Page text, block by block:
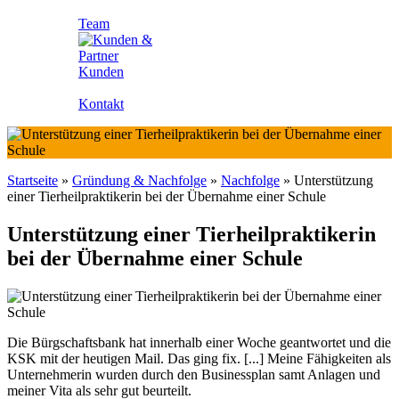
Team
Kunden
Kontakt
Startseite » Gründung & Nachfolge » Nachfolge » Unterstützung
einer Tierheilpraktikerin bei der Übernahme einer Schule
Unterstützung einer Tierheilpraktikerin
bei der Übernahme einer Schule
Die Bürgschaftsbank hat innerhalb einer Woche geantwortet und die
KSK mit der heutigen Mail. Das ging fix. [...] Meine Fähigkeiten als
Unternehmerin wurden durch den Businessplan samt Anlagen und
meiner Vita als sehr gut beurteilt.